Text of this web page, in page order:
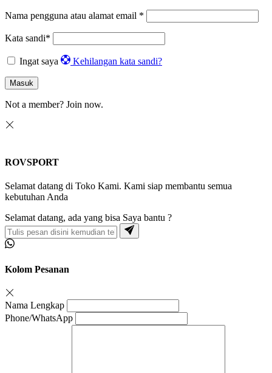
Nama pengguna atau alamat email *
Kata sandi*
Ingat saya Kehilangan kata sandi?
Masuk
Not a member? Join now.
ROVSPORT
Selamat datang di Toko Kami. Kami siap membantu semua
kebutuhan Anda
Selamat datang, ada yang bisa Saya bantu ?
Kolom Pesanan
Nama Lengkap
Phone/WhatsApp